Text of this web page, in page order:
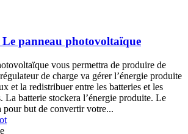
Le panneau photovoltaïque
vous permettra de produire de
de charge va gérer l’énergie produite
et la redistribuer entre les batteries et les
La batterie stockera l’énergie produite. Le
pour but de convertir votre...